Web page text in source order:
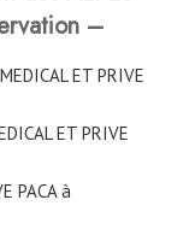
–
ET PRIVE
ET PRIVE
PACA à